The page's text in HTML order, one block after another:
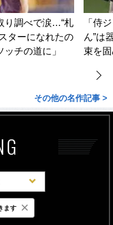
り調べで涙…“札
ターになれたの
チの道に」
「侍
ん”は
束を
その他の名作記事 >
週間
ます ×